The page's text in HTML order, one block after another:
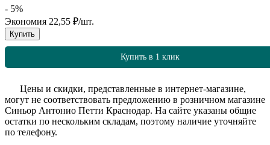
- 5%
Экономия 22,55 ₽/шт.
Купить
Купить в 1 клик
Цены и скидки, представленные в интернет-магазине,
могут не соответствовать предложению в розничном магазине
Синьор Антонио Петти Краснодар. На сайте указаны общие
остатки по нескольким складам, поэтому наличие уточняйте
по телефону.